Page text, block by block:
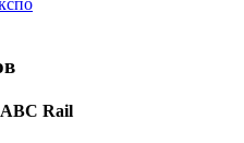
Rail